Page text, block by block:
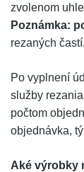
zvolenom
Poznámka:
rezaných častí.
Po vyplnení
služby
počtom
objednávka,
Aké výrobky